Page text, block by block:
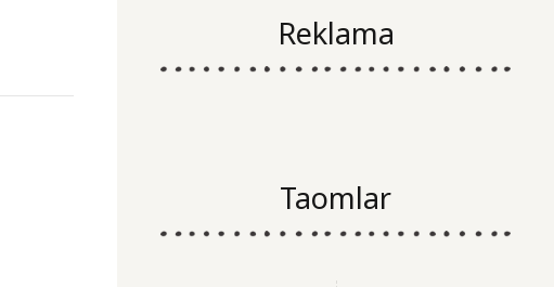
Reklama
Taomlar